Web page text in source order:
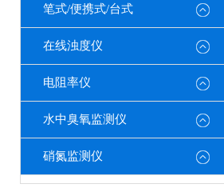
笔式/便携式/台式
在线浊度仪
电阻率仪
水中臭氧监测仪
硝氮监测仪